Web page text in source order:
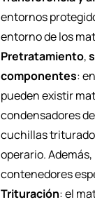
entornos
entorno de los
Pretratamiento,
componentes:
pueden existir
condensadores
cuchillas
operario.
contenedores
Trituración: el